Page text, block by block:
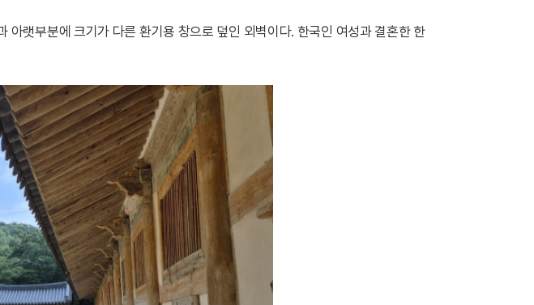
랫부분에 크기가 다른 환기용 창으로 덮인 외벽이다. 한국인 여성과 결혼한 한